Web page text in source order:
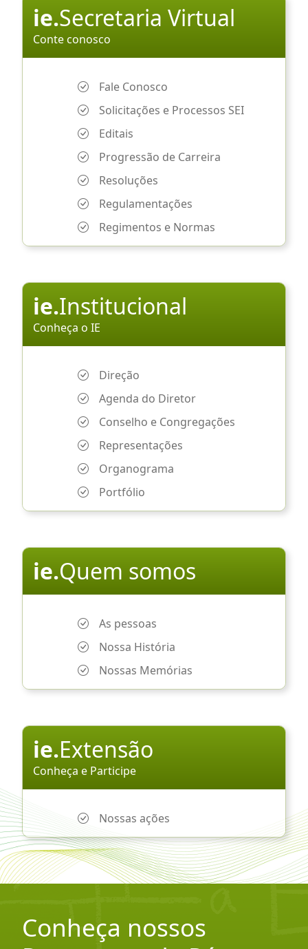
ie.Secretaria Virtual
Conte conosco
Fale Conosco
Solicitações e Processos SEI
Editais
Progressão de Carreira
Resoluções
Regulamentações
Regimentos e Normas
ie.Institucional
Conheça o IE
Direção
Agenda do Diretor
Conselho e Congregações
Representações
Organograma
Portfólio
ie.Quem somos
As pessoas
Nossa História
Nossas Memórias
ie.Extensão
Conheça e Participe
Nossas ações
Conheça nossos